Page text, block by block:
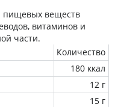
пищевых веществ
витаминов и
части.
Количество
180 ккал
12 г
15 г